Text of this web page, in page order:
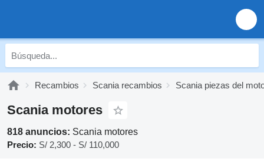
Recambios Scania recambios Scania piezas del
Scania motores
818 anuncios: Scania motores
Precio: S/ 2,300 - S/ 110,000